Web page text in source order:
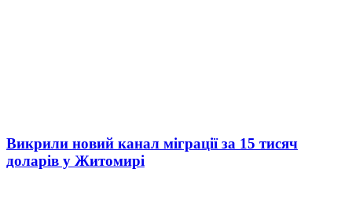
Викрили новий канал міграції за 15 тисяч
доларів у Житомирі